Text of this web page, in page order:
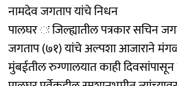
नामदेव जगताप यांचे निधन
पालघर ः जिल्ह्यातील पत्रकार सचिन
जगताप (७१) यांचे अल्पशा आजाराने
मुंबईतील रुग्णालयात काही दिवसांपासून